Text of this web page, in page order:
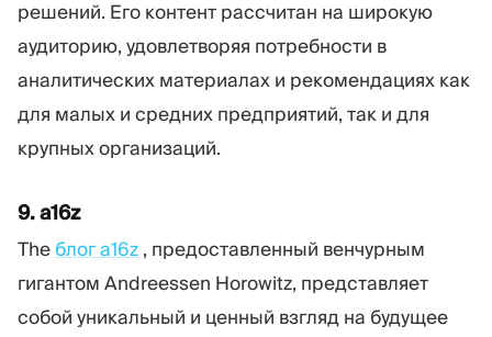
решений. Его контент рассчитан на широкую
аудиторию, удовлетворяя потребности в
аналитических материалах и рекомендациях как
для малых и средних предприятий, так и для
крупных организаций.
9. a16z
The блог a16z , предоставленный венчурным
гигантом Andreessen Horowitz, представляет
собой уникальный и ценный взгляд на будущее